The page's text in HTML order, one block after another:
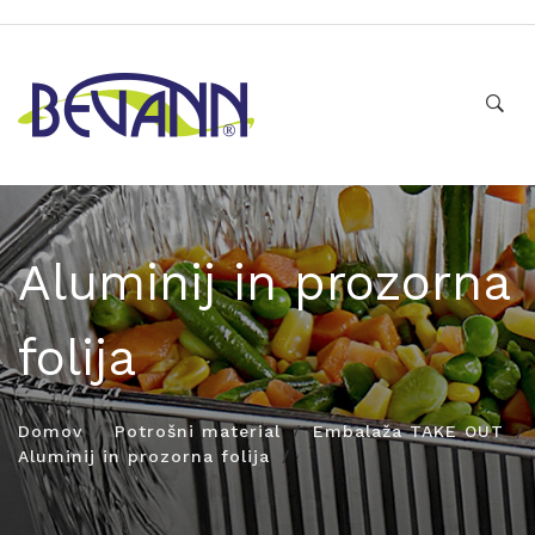
Aluminij in prozorna
folija
Domov Potrošni material
Embalaža TAKE OUT
Aluminij in prozorna folija